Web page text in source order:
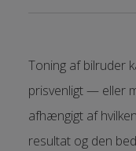
Toning af bilruder
prisvenligt — eller
afhængigt af
resultat og den